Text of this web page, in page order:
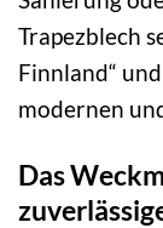
Trapezblech
Finnland“
modernen
Das